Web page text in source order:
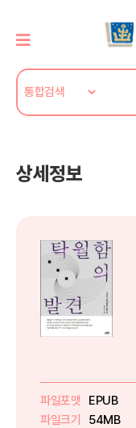
상세정보
파일포맷
EPUB
파일크기
54MB